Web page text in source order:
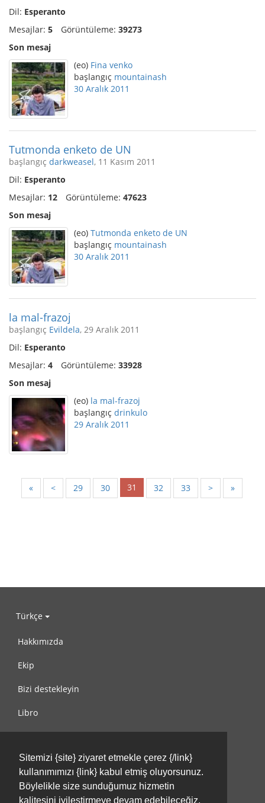
Sitemizi {site} ziyaret etmekle çerez {/link}
kullanımımızı {link} kabul etmiş oluyorsunuz.
Böylelikle size sunduğumuz hizmetin
kalitesini iyileştirmeye devam edebileceğiz.
Dil: Esperanto
Mesajlar: 5 Görüntüleme: 39273
Son mesaj
(eo) Fina venko
başlangıç mountainash
30 Aralık 2011
Tutmonda enketo de UN
başlangıç darkweasel, 11 Kasım 2011
Dil: Esperanto
Mesajlar: 12 Görüntüleme: 47623
Son mesaj
(eo) Tutmonda enketo de UN
başlangıç mountainash
30 Aralık 2011
la mal-frazoj
başlangıç Evildela, 29 Aralık 2011
Dil: Esperanto
Mesajlar: 4 Görüntüleme: 33928
Son mesaj
(eo) la mal-frazoj
başlangıç drinkulo
29 Aralık 2011
« < 29 30 31 32 33 > »
Türkçe
Hakkımızda
Ekip
Bizi destekleyin
Libro
Kullanım Koşulları
Bize ulaşın